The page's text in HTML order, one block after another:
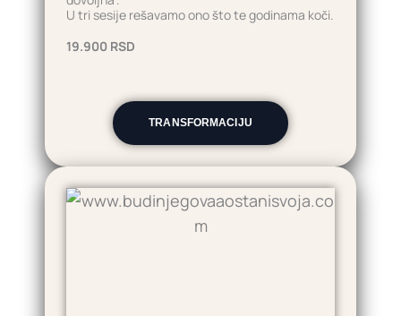
U tri sesije rešavamo ono što te godinama koči.
19.900 RSD
TRANSFORMACIJU